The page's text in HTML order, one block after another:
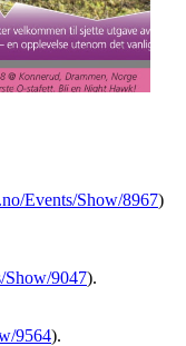
Events/Show/8967)
Show/9047).
9564).